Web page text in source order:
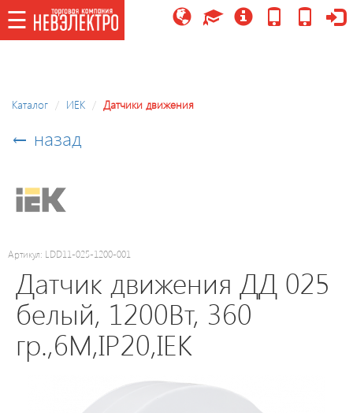
☰☰
светильники/
модули
Праздничное
Точечные
светильники
Светодиодные
светильники
Каталог ИЕК Датчики движения
← назад
Артикул: LDD11-025-1200-001
Датчик движения ДД 025
белый, 1200Вт, 360
гр.,6М,IP20,IEK